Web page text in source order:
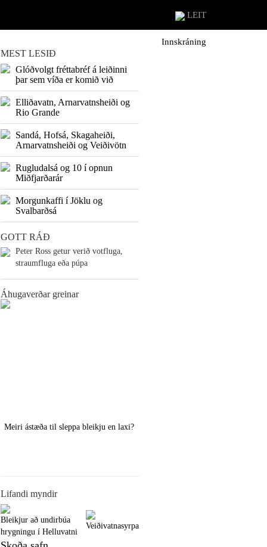
LEIT
Innskráning
MEST LESIÐ
Glóðvolgt fréttabréf á leiðinni
þar sem víða er komið við
Elliðavatn, Arnarvatnsheiði og
Rio Grande
Sandá, Hofsá, Skagaheiði,
Arnarvatnsheiði og Veiðivötn
Rugludalsá og 10 í opnun
Miðfjarðarár
Morgunkaffi í Jöklu og
Svalbarðsá
GOTT RÁÐ
Peter Ross getur verið votfluga,
straumfluga eða púpa
Áhugaverðar greinar
Meiri ástæða til sleppa bleikju en laxi?
Lifandi myndir
Bleikjur að undirbúa
hrygningu í Helluvatni
Veiðivatnasyrpa